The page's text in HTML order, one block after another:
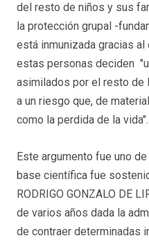
del resto de niños y sus
la protección grupal -
está inmunizada gracias
estas personas deciden
asimilados por el resto de
a un riesgo que, de
como la perdida de la vida".
Este argumento fue uno
base científica fue
RODRIGO GONZALO DE
de varios años dada la
de contraer determinadas